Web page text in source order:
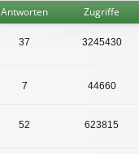
Antworten Zugriffe
37 3245430
7 44660
52 623815